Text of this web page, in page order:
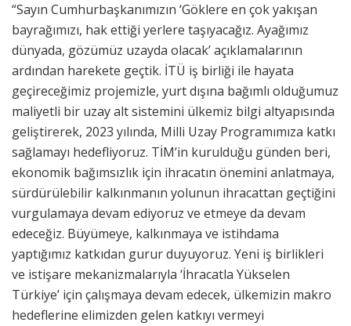
“Sayın Cumhurbaşkanımızın ‘Göklere en çok yakışan
bayrağımızı, hak ettiği yerlere taşıyacağız. Ayağımız
dünyada, gözümüz uzayda olacak’ açıklamalarının
ardından harekete geçtik. İTÜ iş birliği ile hayata
geçireceğimiz projemizle, yurt dışına bağımlı olduğumuz
maliyetli bir uzay alt sistemini ülkemiz bilgi altyapısında
geliştirerek, 2023 yılında, Milli Uzay Programımıza katkı
sağlamayı hedefliyoruz. TİM’in kurulduğu günden beri,
ekonomik bağımsızlık için ihracatın önemini anlatmaya,
sürdürülebilir kalkınmanın yolunun ihracattan geçtiğini
vurgulamaya devam ediyoruz ve etmeye da devam
edeceğiz. Büyümeye, kalkınmaya ve istihdama
yaptığımız katkıdan gurur duyuyoruz. Yeni iş birlikleri
ve istişare mekanizmalarıyla ‘İhracatla Yükselen
Türkiye’ için çalışmaya devam edecek, ülkemizin makro
hedeflerine elimizden gelen katkıyı vermeyi